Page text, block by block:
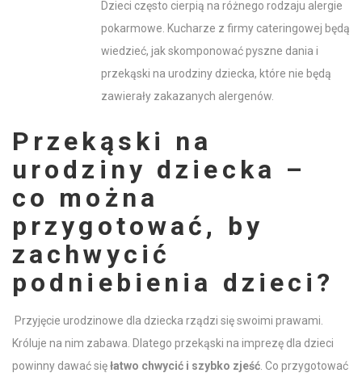
Dzieci często cierpią na różnego rodzaju alergie
pokarmowe. Kucharze z firmy cateringowej będą
wiedzieć, jak skomponować pyszne dania i
przekąski na urodziny dziecka, które nie będą
zawierały zakazanych alergenów.
Przekąski na
urodziny dziecka –
co można
przygotować, by
zachwycić
podniebienia dzieci ?
Przyjęcie urodzinowe dla dziecka rządzi się swoimi prawami.
Króluje na nim zabawa. Dlatego przekąski na imprezę dla dzieci
powinny dawać sięłatwo chwycić i szybko zjeść. Co przygotować